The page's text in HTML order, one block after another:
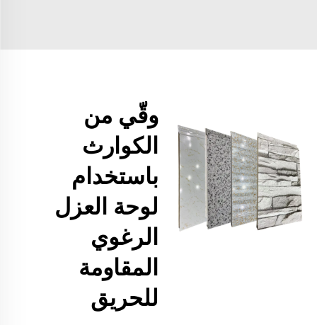
وقّي من
الكوارث
باستخدام
لوحة العزل
الرغوي
المقاومة
للحريق